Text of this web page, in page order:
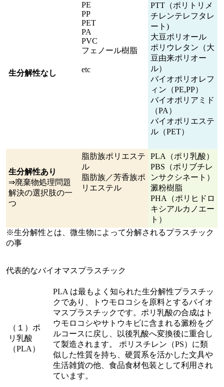
生分解性なし
PE
PP
PET
PA
PVC
フェノール樹脂
etc
PTT（ポリトリメ
チレンテレフタレ
ート)
大豆ポリオール
ポリウレタン（大
豆由来ポリオー
ル）
バイオポリオレフ
ィン（PE,PP）
バイオポリアミド
（PA）
バイオポリエステ
ル（PET）
生分解性あり
⇒廃棄物処理問題
解決の選択肢の一
つ
脂肪族ポリエステ
ル
脂肪族／芳香族ポ
リエステル
PLA（ポリ乳酸）
PBS（ポリブチレ
ンサクシネート）
澱粉樹脂
PHA（ポリヒドロ
キシアルカノエー
ト）
※生分解性とは、微生物によって分解されるプラスチック
の事
代表的なバイオマスプラスチック
（１）ポ
リ乳酸
（PLA）
PLA は最もよく知られた生分解性プラスチッ
クであり、トウモロコシを原料とするバイオ
マスプラスチックです。ポリ乳酸の合成はト
ウモロコシやサトウキビに含まれる澱粉をグ
ルコースに戻し、以後乳酸へ変換後に重合し
て製造されます。 ポリスチレン（PS）に類
似した性質を持ち、硬質系を活かした文具や
生活雑貨の他、食品食材包装として利用され
ています。